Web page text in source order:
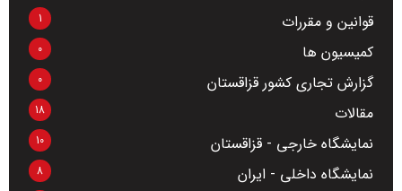
قوانین و مقررات 1
کمیسیون ها 0
گزارش تجاری کشور قزاقستان 0
مقالات 18
نمایشگاه خارجی - قزاقستان 10
نمایشگاه داخلی - ایران 8